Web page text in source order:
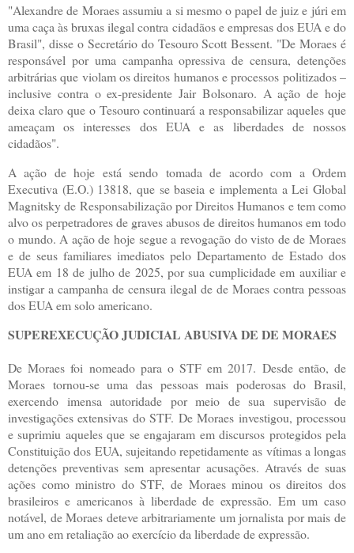
"Alexandre de Moraes assumiu a si mesmo o papel de juiz e júri em
uma caça às bruxas ilegal contra cidadãos e empresas dos EUA e do
Brasil", disse o Secretário do Tesouro Scott Bessent. "De Moraes é
responsável por uma campanha opressiva de censura, detenções
arbitrárias que violam os direitos humanos e processos politizados –
inclusive contra o ex-presidente Jair Bolsonaro. A ação de hoje
deixa claro que o Tesouro continuará a responsabilizar aqueles que
ameaçam os interesses dos EUA e as liberdades de nossos
cidadãos".
A ação de hoje está sendo tomada de acordo com a Ordem
Executiva (E.O.) 13818, que se baseia e implementa a Lei Global
Magnitsky de Responsabilização por Direitos Humanos e tem como
alvo os perpetradores de graves abusos de direitos humanos em todo
o mundo. A ação de hoje segue a revogação do visto de de Moraes
e de seus familiares imediatos pelo Departamento de Estado dos
EUA em 18 de julho de 2025, por sua cumplicidade em auxiliar e
instigar a campanha de censura ilegal de de Moraes contra pessoas
dos EUA em solo americano.
SUPEREXECUÇÃO JUDICIAL ABUSIVA DE DE MORAES
De Moraes foi nomeado para o STF em 2017. Desde então, de
Moraes tornou-se uma das pessoas mais poderosas do Brasil,
exercendo imensa autoridade por meio de sua supervisão de
investigações extensivas do STF. De Moraes investigou, processou
e suprimiu aqueles que se engajaram em discursos protegidos pela
Constituição dos EUA, sujeitando repetidamente as vítimas a longas
detenções preventivas sem apresentar acusações. Através de suas
ações como ministro do STF, de Moraes minou os direitos dos
brasileiros e americanos à liberdade de expressão. Em um caso
notável, de Moraes deteve arbitrariamente um jornalista por mais de
um ano em retaliação ao exercício da liberdade de expressão.